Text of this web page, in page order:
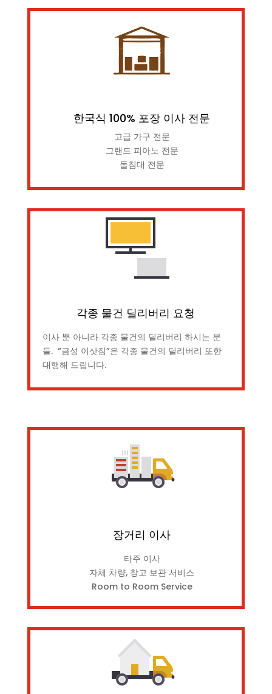
한국식 100% 포장 이사 전문
고급 가구 전문
그랜드 피아노 전문
돌침대 전문
각종 물건 딜리버리 요청
이사 뿐 아니라 각종 물건의 딜리버리 하시는 분
들. “금성 이삿짐”은 각종 물건의 딜리버리 또한
대행해 드립니다.
장거리 이사
타주 이사
자체 차량, 창고 보관 서비스
Room to Room Service